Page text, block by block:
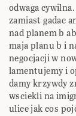
odwaga cywilna.
zamiast gadac
nad planem b
maja planu b i
negocjacji w
lamentujemy i
damy krzywdy
wsciekli na
ulice jak cos